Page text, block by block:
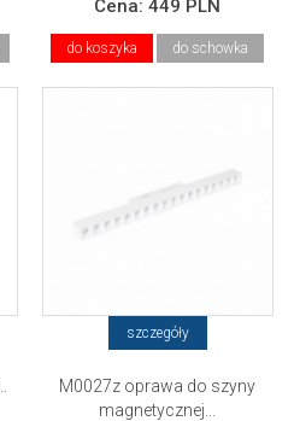
Cena:449 PLN
do koszyka do schowka
szczegóły
M0027z oprawa do szyny
magnetycznej...